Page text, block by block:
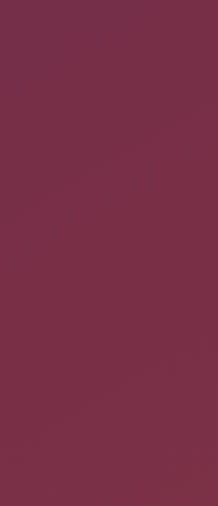
multi joueurs,
avec un adaptateur
rebrancher la guitare
la guitare.